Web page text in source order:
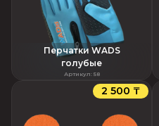
Перчатки WADS
голубые
Артикул: 58
2 500 ₸